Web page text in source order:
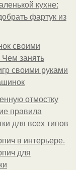
кухне:
фартук из
своими
Чем занять
своими руками
отмостку
правила
для всех типов
в интерьере.
для